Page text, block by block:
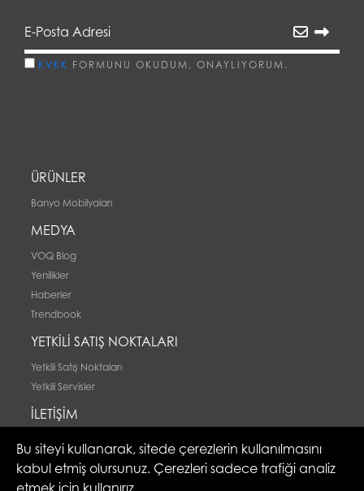
KVKK FORMUNU OKUDUM, ONAYLIYORUM.
ÜRÜNLER
Banyo Mobilyaları
MEDYA
VOQ Blog
Yenilikler
Haberler
Trendbook
YETKİLİ SATIŞ NOKTALARI
Yetkili Satış Noktaları
Yetkili Servisler
İLETİŞİM
Bu siteyi kullanarak, sitede çerezlerin kullanılmasını
kabul etmiş olursunuz. Çerezleri sadece trafiği analiz
etmek için kullanırız.